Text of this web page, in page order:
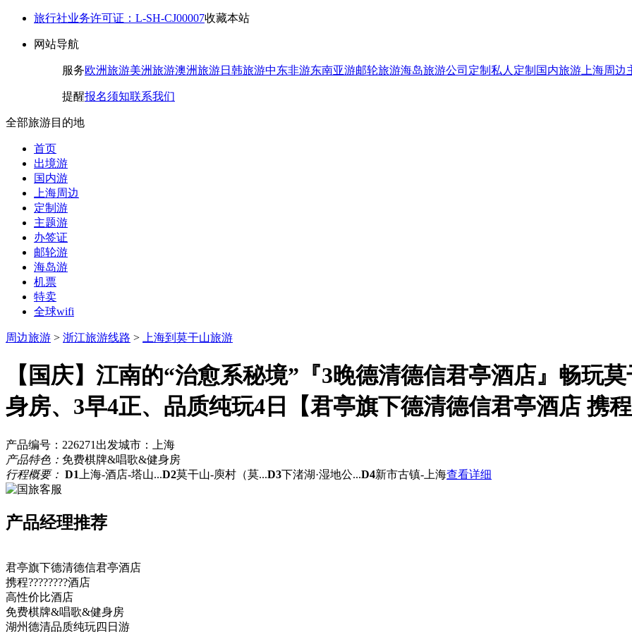
旅行社业务许可证：L-SH-CJ00007收藏本站
网站导航
服务欧洲旅游美洲旅游澳洲旅游日韩旅游中东非游东南亚游邮轮旅游海岛旅游公司定制 私人定制 国内旅游 上海周边
提醒报名须知联系我们
全部旅游目的地
首页
出境游
国内游
上海周边
定制游
主题游
办签证
邮轮游
海岛游
机票
特卖
全球wifi
周边旅游 > 浙江旅游线路 > 上海到莫干山旅游
【国庆】江南的“治愈系秘境”『3晚德清德信君亭酒店』畅玩
身房、3早4正、品质纯玩4日【君亭旗下德清德信君亭酒店 携
产品编号：226271 出发城市：上海
产品特色： 免费棋牌&唱歌&健身房
行程概要： D1 上海-酒店-塔山...D2莫干山-庾村（莫...D3下渚湖·湿地公...D4新市古镇-上海查看详细
产品经理推荐
君亭旗下德清德信君亭酒店
携程????????酒店
高性价比酒店
免费棋牌&唱歌&健身房
湖州德清品质纯玩四日游